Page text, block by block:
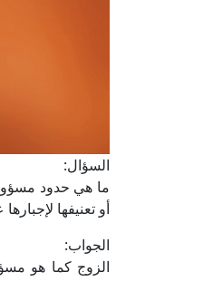
السؤال:
ما هي حدود
أو تعنيفها
الجواب:
الزوج كما هو